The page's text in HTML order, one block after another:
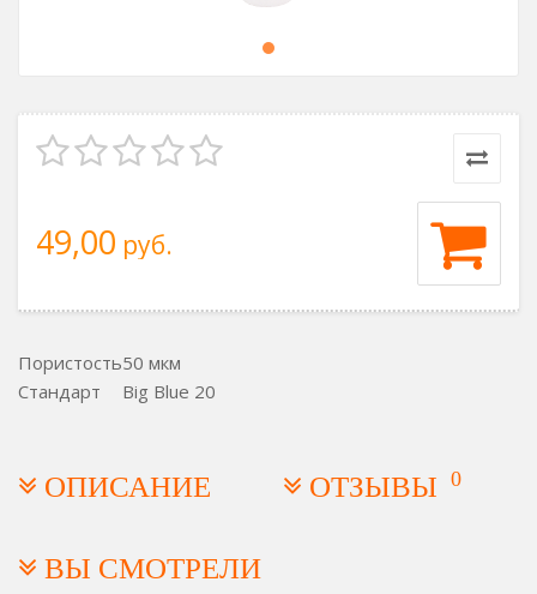
49,00 руб.
Пористость50 мкм
Стандарт
Big Blue 20
ОПИСАНИЕ ОТЗЫВЫ 0
ВЫ СМОТРЕЛИ